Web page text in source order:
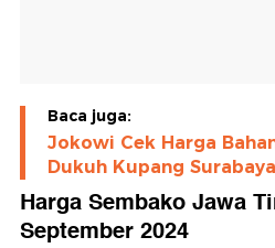
Baca juga:
Jokowi Cek Harga
Dukuh Kupang Surabaya
Harga Sembako Jawa
September 2024